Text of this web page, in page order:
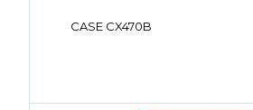
CASE CX470B